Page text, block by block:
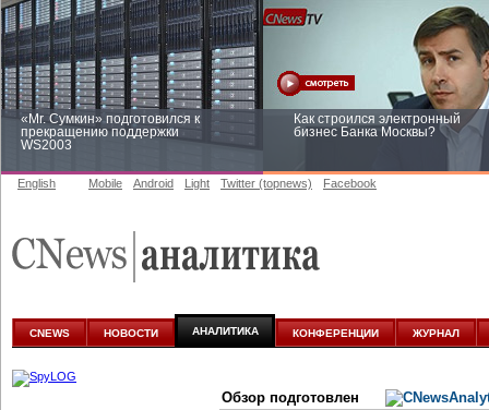
«Mr. Сумкин» подготовился к
прекращению поддержки
WS2003
Как строился электронный
бизнес Банка Москвы?
аналитике
English Mobile Android Light Twitter (topnews) Facebook
CNEWS НОВОСТИ АНАЛИТИКА КОНФЕРЕНЦИИ ЖУРНАЛ
Обзор подготовлен